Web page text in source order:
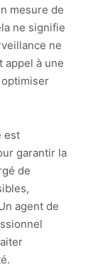
mesure de
ne signifie
ne
appel à une
est
garantir la
de
agent de